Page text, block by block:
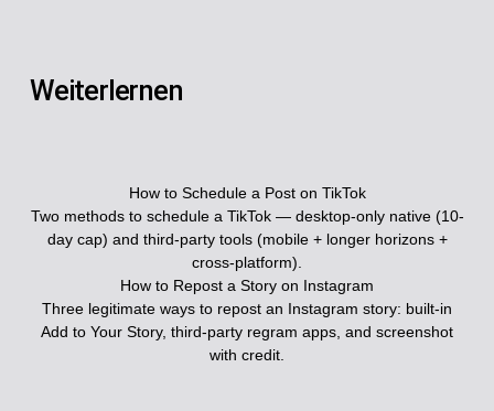
Weiterlernen
How to Schedule a Post on TikTok
Two methods to schedule a TikTok — desktop-only native (10-
day cap) and third-party tools (mobile + longer horizons +
cross-platform).
How to Repost a Story on Instagram
Three legitimate ways to repost an Instagram story: built-in
Add to Your Story, third-party regram apps, and screenshot
with credit.